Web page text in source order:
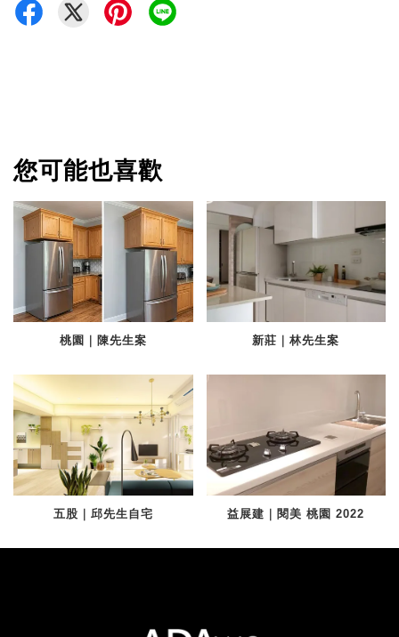
您可能也喜歡
桃園｜陳先生案 新莊｜林先生案
五股｜邱先生自宅 益展建｜閱美 桃園 2022